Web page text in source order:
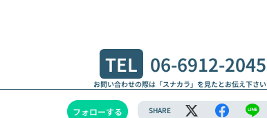
TEL 06-6912-2045
お問い合わせの際は「スナカラ」を見たとお伝え下さい
フォローする SHARE